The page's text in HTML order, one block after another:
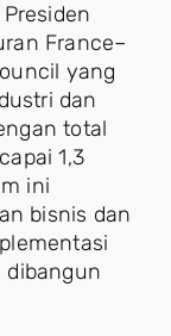
France–
yang
dan
total
1,3
ini
bisnis dan
dibangun